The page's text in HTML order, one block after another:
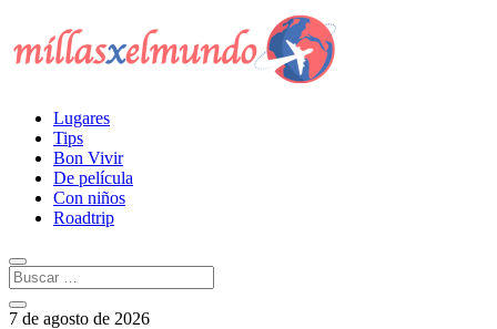
Lugares
Tips
Bon Vivir
De película
Con niños
Roadtrip
7 de agosto de 2026